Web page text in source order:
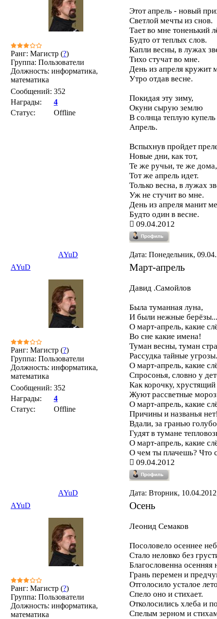
Ранг: Магистр (?)
Группа: Пользователи
Должность: информатика,
математика
Сообщений: 352
Награды:
4
Статус:
Offline
Этот апрель - новый
Светлой мечты из снов.
Тает во мне тоненький
Будто от теплых слов.
Капли весны, в лужах
Тихо стучат во мне.
День из апреля кружит
Утро отдав весне.
Покидая эту зиму,
Окуни сырую землю
В солнца теплую
Апрель.
Вспыхнув пройдет
Новые дни, как тот,
Те же ручьи, те же дома,
Тот же апрель идет.
Только весна, в лужах
Уж не стучит во мне.
День из апреля манит
Будто один в весне.
09.04.2012
AYuD
Дата: Понедельник,
AYuD
Ранг: Магистр (?)
Группа: Пользователи
Должность: информатика,
математика
Сообщений: 352
Награды:
4
Статус:
Offline
Март-апрель
Давид .Самойлов
Была туманная луна,
И были нежные берёзы...
О март-апрель, какие
Во сне какие имена!
Туман весны, туман
Рассудка тайные
О март-апрель, какие
Спросонья, словно у
Как корочку, хрустящий
Жуют рассветные
О март-апрель, какие
Причины и названья
Вдали, за гранью
Гудят в тумане
О март-апрель, какие
О чем ты плачешь? Что
09.04.2012
AYuD
Дата: Вторник,
AYuD
Ранг: Магистр (?)
Группа: Пользователи
Должность: информатика,
математика
Осень
Леонид Семаков
Посоловело осеннее
Стало неловко без
Благословенна осенняя
Грань перемен и
Отголосило усталое
Спело оно и стихает.
Отколосились хлеба и
Спелым зерном и